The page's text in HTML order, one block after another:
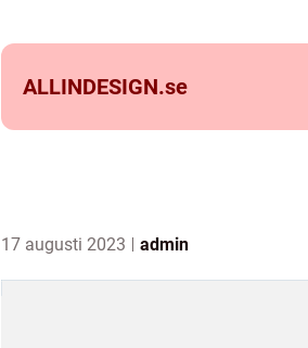
ALLINDESIGN.se
17 augusti 2023 admin